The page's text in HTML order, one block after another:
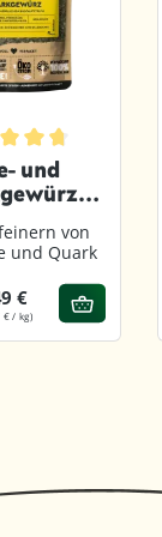
5 Sternen
und
von
und Quark
€
€ / kg)